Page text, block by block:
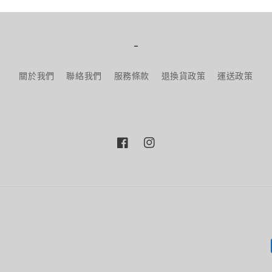
-
關於我們 聯絡我們 服務條款 退換貨政策 運送政策
FacebookInstagram